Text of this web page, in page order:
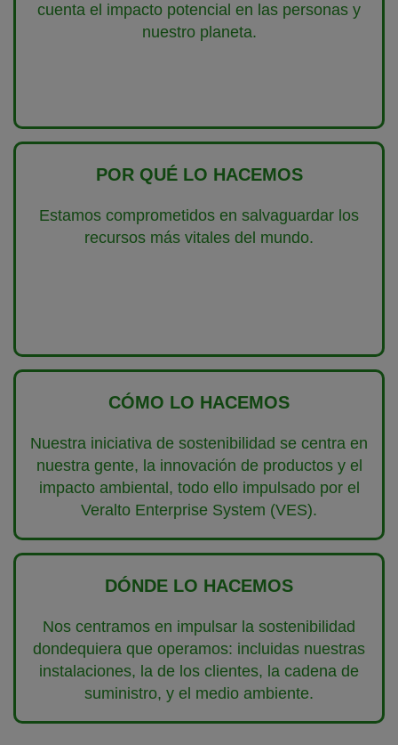
cuenta el impacto potencial en las personas y
nuestro planeta.
POR QUÉ LO HACEMOS
Estamos comprometidos en salvaguardar los
recursos más vitales del mundo.
CÓMO LO HACEMOS
Nuestra iniciativa de sostenibilidad se centra en
nuestra gente, la innovación de productos y el
impacto ambiental, todo ello impulsado por el
Veralto Enterprise System (VES).
DÓNDE LO HACEMOS
Nos centramos en impulsar la sostenibilidad
dondequiera que operamos: incluidas nuestras
instalaciones, la de los clientes, la cadena de
suministro, y el medio ambiente.